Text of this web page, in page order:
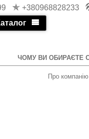
+380968828233
ЧОМУ ВИ ОБИРАЄТЕ
Про компанію